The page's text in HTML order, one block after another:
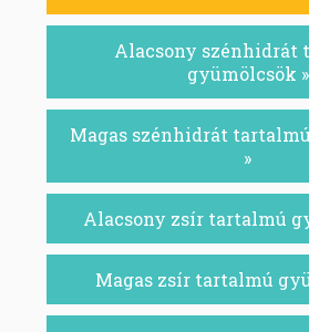
Alacsony szénhidrát
gyümölcsök »
Magas szénhidrát
»
Alacsony zsír tartalmú
Magas zsír tartalmú